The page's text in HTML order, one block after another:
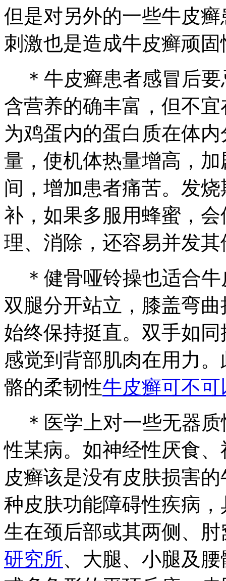
但是对另外的一些牛皮
刺激也是造成牛皮癣顽
＊牛皮癣患者感冒后要
含营养的确丰富，但不
为鸡蛋内的蛋白质在体
量，使机体热量增高，
间，增加患者痛苦。发
补，如果多服用蜂蜜，
理、消除，还容易并发
＊健骨哑铃操也适合牛
双腿分开站立，膝盖弯
始终保持挺直。双手如
感觉到背部肌肉在用力
骼的柔韧性牛皮癣可不可
＊医学上对一些无器质
性某病。如神经性厌食
皮癣该是没有皮肤损害
种皮肤功能障碍性疾病
生在颈后部或其两侧、
研究所、大腿、小腿及